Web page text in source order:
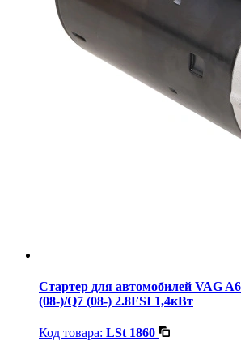
Стартер для автомобилей VAG
(08-)/Q7 (08-) 2.8FSI 1,4кВт
Код товара: LSt 1860